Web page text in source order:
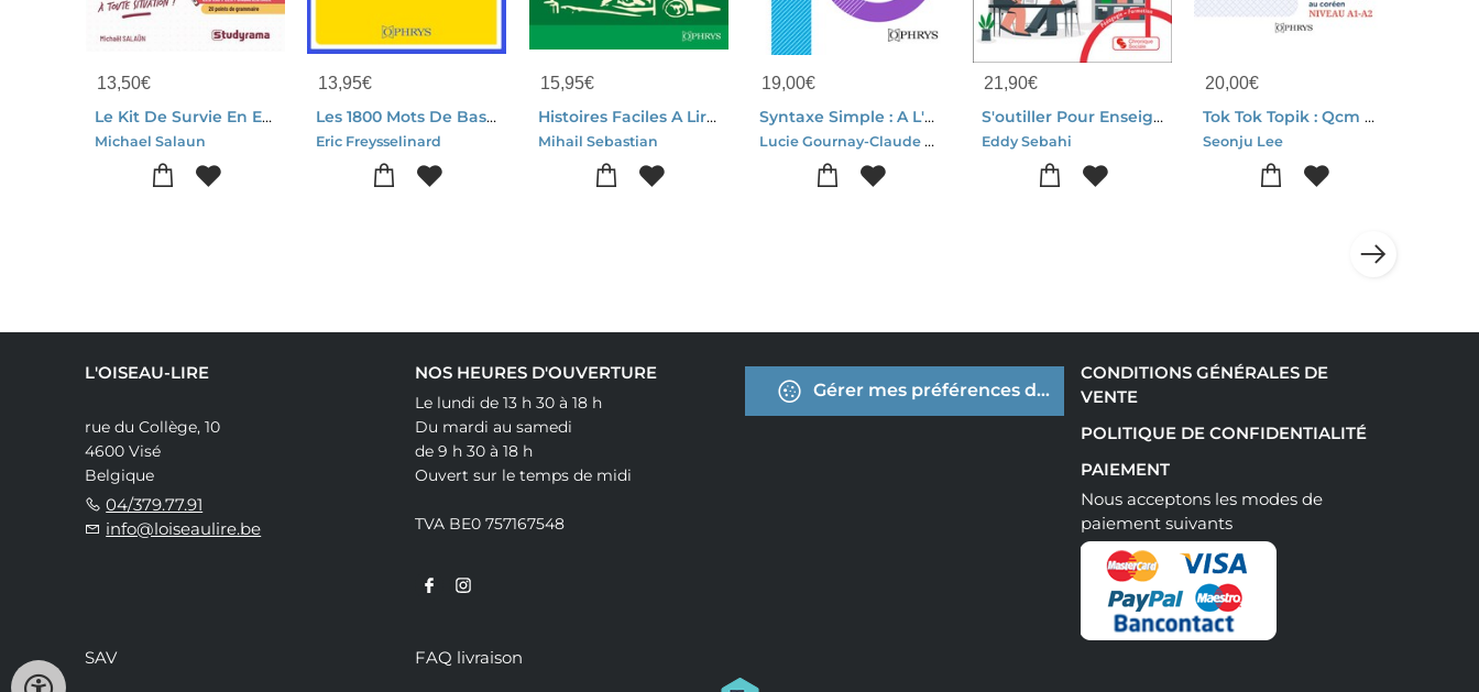
13,50€
Le Kit De Survie En Espagnol : Les Outils Cles Pour Faire Face A Toute Situation
Michael Salaun
13,95€
Les 1800 Mots De Base En Espagnol
Eric Freysselinard
15,95€
Histoires Faciles A Lire : Roumain - Sunt Un Om Batut - Etre Juif A Bucarest Dans L'entre-deux-guerres
Mihail Sebastian
19,00€
Syntaxe Simple : A L'usage Des Anglicistes (5e Edition)
Lucie Gournay-Claude Riviere-Catherine Mazodier
21,90€
S'outiller Pour Enseigner Les Langues : Construire Sa "praticotheque" Du Primaire A L'universite
Eddy Sebahi
20,00€
Tok Tok Topik : Qcm D'entrainements Au Coreen
Seonju Lee
L'OISEAU-LIRE
rue du Collège, 10
4600 Visé
Belgique
04/379.77.91
info@loiseaulire.be
NOS HEURES D'OUVERTURE
Le lundi de 13 h 30 à 18 h
Du mardi au samedi
de 9 h 30 à 18 h
Ouvert sur le temps de midi
TVA BE0 757167548
Gérer mes préférences de cookies
CONDITIONS GÉNÉRALES DE
VENTE
POLITIQUE DE CONFIDENTIALITÉ
PAIEMENT
Nous acceptons les modes de
paiement suivants
SAV FAQ livraison